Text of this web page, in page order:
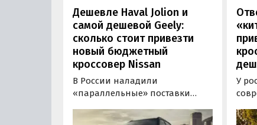
Дешевле Haval Jolion и
самой дешевой Geely:
сколько стоит привезти
новый бюджетный
кроссовер Nissan
В России наладили
«параллельные» поставки
Nissan Kicks, которые
У